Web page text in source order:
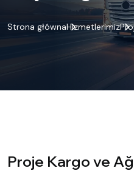
Strona głównaHizmetlerimiz
Proje Kargo ve